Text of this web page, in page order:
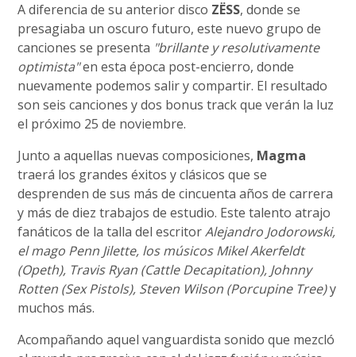
A diferencia de su anterior disco ZËSS, donde se
presagiaba un oscuro futuro, este nuevo grupo de
canciones se presenta "brillante y resolutivamente
optimista"en esta época post-encierro, donde
nuevamente podemos salir y compartir. El resultado
son seis canciones y dos bonus track que verán la luz
el próximo 25 de noviembre.
Junto a aquellas nuevas composiciones, Magma
traerá los grandes éxitos y clásicos que se
desprenden de sus más de cincuenta años de carrera
y más de diez trabajos de estudio. Este talento atrajo
fanáticos de la talla del escritorAlejandro Jodorowski,
el mago Penn Jilette, los músicos Mikel Akerfeldt
(Opeth), Travis Ryan (Cattle Decapitation), Johnny
Rotten (Sex Pistols), Steven Wilson (Porcupine Tree)y
muchos más.
Acompañando aquel vanguardista sonido que mezcló